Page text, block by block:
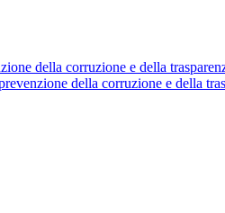
della corruzione e della
della corruzione e della